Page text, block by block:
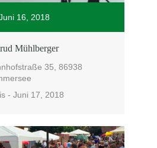
16, 2018
Mühlberger
35, 86938
- Juni 17, 2018